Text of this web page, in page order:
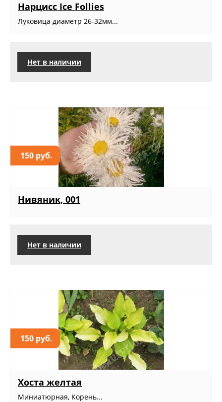
Нарцисс Ice Follies
Луковица диаметр 26-32мм...
Нет в наличии
150 руб.
Нивяник, 001
Нет в наличии
150 руб.
Хоста желтая
Миниатюрная, Корень...